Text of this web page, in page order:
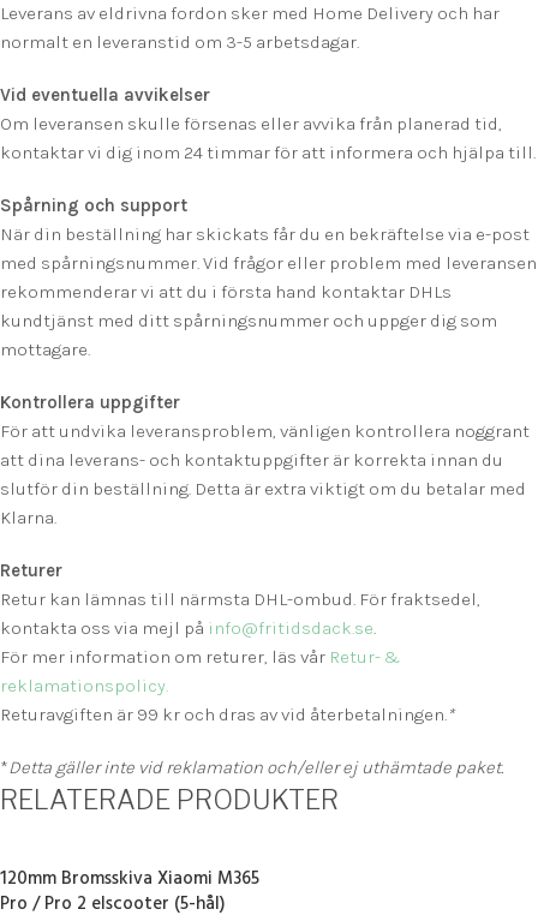
Leverans av eldrivna fordon sker med Home Delivery och har
normalt en leveranstid om 3-5 arbetsdagar.
Vid eventuella avvikelser
Om leveransen skulle försenas eller avvika från planerad tid,
kontaktar vi dig inom 24 timmar för att informera och hjälpa till.
Spårning och support
När din beställning har skickats får du en bekräftelse via e-post
med spårningsnummer. Vid frågor eller problem med leveransen
rekommenderar vi att du i första hand kontaktar DHLs
kundtjänst med ditt spårningsnummer och uppger dig som
mottagare.
Kontrollera uppgifter
För att undvika leveransproblem, vänligen kontrollera noggrant
att dina leverans- och kontaktuppgifter är korrekta innan du
slutför din beställning. Detta är extra viktigt om du betalar med
Klarna.
Returer
Retur kan lämnas till närmsta DHL-ombud. För fraktsedel,
kontakta oss via mejl på info@fritidsdack.se.
För mer information om returer, läs vår Retur- &
reklamationspolicy.
Returavgiften är 99 kr och dras av vid återbetalningen.*
*Detta gäller inte vid reklamation och/eller ej uthämtade paket.
RELATERADE PRODUKTER
120mm Bromsskiva Xiaomi M365
Pro / Pro 2 elscooter (5-hål)